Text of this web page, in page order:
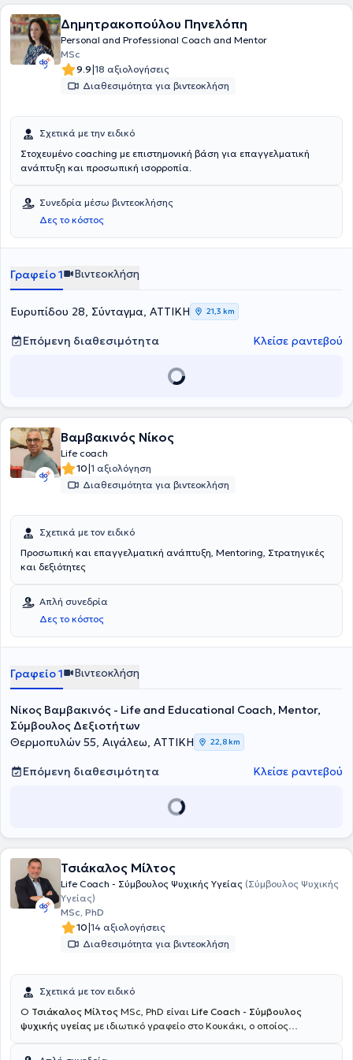
Δημητρακοπούλου Πηνελόπη
Personal and Professional Coach and Mentor
MSc
9.9|18 αξιολογήσεις
Διαθεσιμότητα για βιντεοκλήση
Σχετικά με την ειδικό
Στοχευμένο coaching με επιστημονική βάση για επαγγελματική
ανάπτυξη και προσωπική ισορροπία.
Συνεδρία μέσω βιντεοκλήσης
Δες το κόστος
Γραφείο 1 Βιντεοκλήση
Ευρυπίδου 28, Σύνταγμα, ΑΤΤΙΚΗ 21,3 km
Επόμενη διαθεσιμότητα Κλείσε ραντεβού
Βαμβακινός Νίκος
Life coach
10|1 αξιολόγηση
Διαθεσιμότητα για βιντεοκλήση
Σχετικά με τον ειδικό
Προσωπική και επαγγελματική ανάπτυξη, Mentoring, Στρατηγικές
και δεξιότητες
Απλή συνεδρία
Δες το κόστος
Γραφείο 1 Βιντεοκλήση
Νίκος Βαμβακινός - Life and Educational Coach, Mentor,
Σύμβουλος Δεξιοτήτων
Θερμοπυλών 55, Αιγάλεω, ΑΤΤΙΚΗ
22,8 km
Επόμενη διαθεσιμότητα Κλείσε ραντεβού
Τσιάκαλος Μίλτος
Life Coach - Σύμβουλος Ψυχικής Υγείας (Σύμβουλος Ψυχικής
Υγείας)
MSc, PhD
10|14 αξιολογήσεις
Διαθεσιμότητα για βιντεοκλήση
Σχετικά με τον ειδικό
Ο Τσιάκαλος Μίλτος MSc, PhD είναι Life Coach - Σύμβουλος
ψυχικής υγείας με ιδιωτικό γραφείο στο Κουκάκι, ο οποίος
Παράλληλα, συνεργάζεται με το Ανοιχτό Λαϊκό Πανεπιστήμιο (ΑΛΠ),